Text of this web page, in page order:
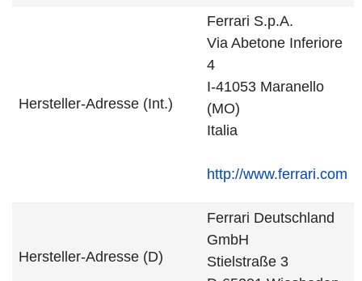
Hersteller-Adresse (Int.)
Ferrari S.p.A.
Via Abetone Inferiore
4
I-41053 Maranello
(MO)
Italia
http://www.ferrari.com
Hersteller-Adresse (D)
Ferrari Deutschland
GmbH
Stielstraße 3